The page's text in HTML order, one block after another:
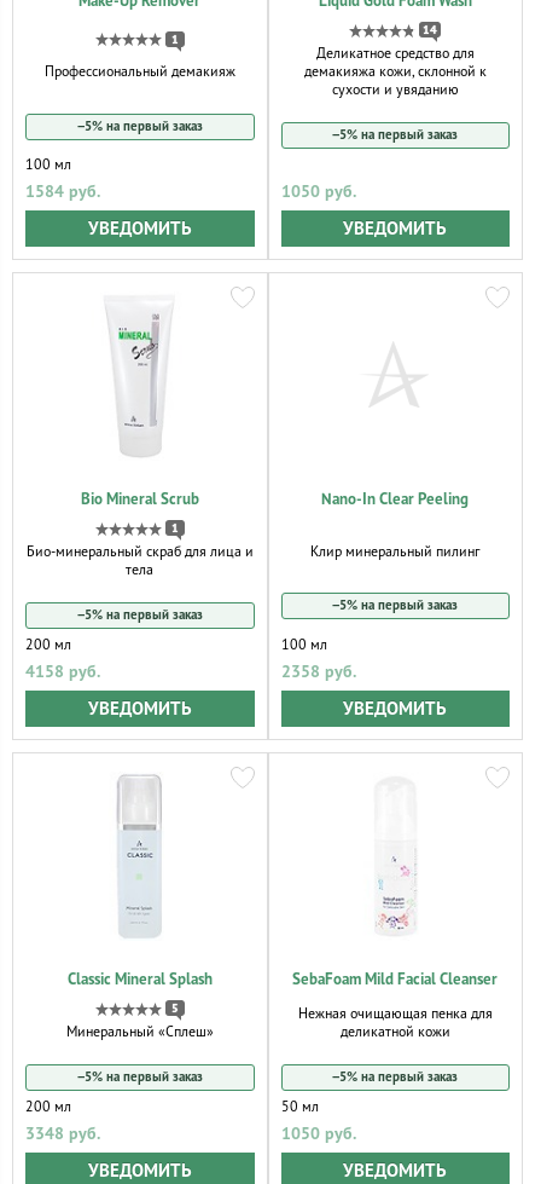
1
Профессиональный демакияж
−5% на первый заказ
100 мл
1584 руб.
УВЕДОМИТЬ
14
Деликатное средство для
демакияжа кожи, склонной к
сухости и увяданию
−5% на первый заказ
1050 руб.
УВЕДОМИТЬ
Bio Mineral Scrub
1
Био-минеральный скраб для лица и
тела
−5% на первый заказ
200 мл
4158 руб.
УВЕДОМИТЬ
Nano-In Clear Peeling
Клир минеральный пилинг
−5% на первый заказ
100 мл
2358 руб.
УВЕДОМИТЬ
Classic Mineral Splash
5
Минеральный «Сплеш»
−5% на первый заказ
200 мл
3348 руб.
УВЕДОМИТЬ
SebaFoam Mild Facial Cleanser
Нежная очищающая пенка для
деликатной кожи
−5% на первый заказ
50 мл
1050 руб.
УВЕДОМИТЬ